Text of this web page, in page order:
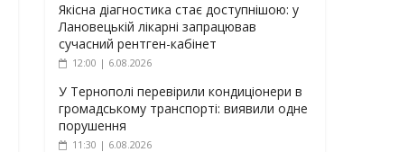
Якісна діагностика стає доступнішою: у
Лановецькій лікарні запрацював
сучасний рентген-кабінет
12:00 | 6.08.2026
У Тернополі перевірили кондиціонери в
громадському транспорті: виявили одне
порушення
11:30 | 6.08.2026